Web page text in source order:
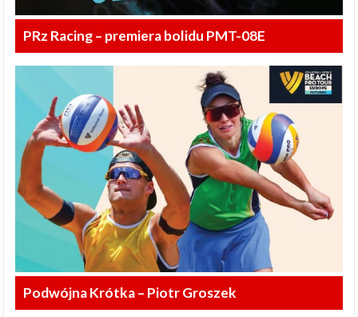
PRz Racing – premiera bolidu PMT-08E
Podwójna Krótka – Piotr Groszek